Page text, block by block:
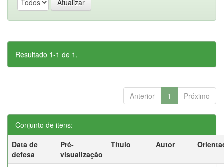
Resultado 1-1 de 1.
Anterior 1 Próximo
Conjunto de itens:
Data de
defesa
Pré-
visualização
Título Autor